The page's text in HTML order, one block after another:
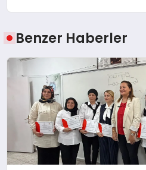
Benzer Haberler